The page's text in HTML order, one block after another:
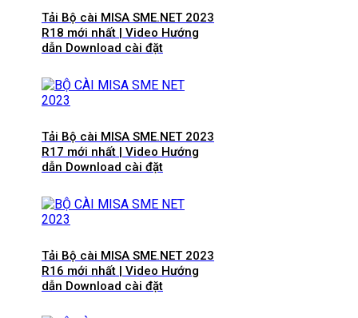
Tải Bộ cài MISA SME.NET 2023
R18 mới nhất | Video Hướng
dẫn Download cài đặt
Tải Bộ cài MISA SME.NET 2023
R17 mới nhất | Video Hướng
dẫn Download cài đặt
Tải Bộ cài MISA SME.NET 2023
R16 mới nhất | Video Hướng
dẫn Download cài đặt